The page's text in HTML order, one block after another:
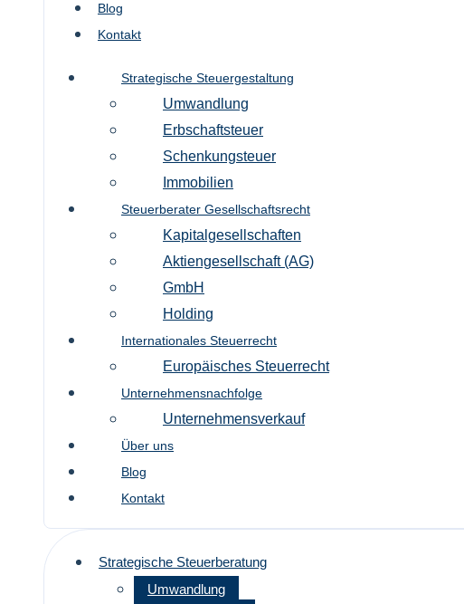
Blog
Kontakt
Strategische Steuergestaltung
Umwandlung
Erbschaftsteuer
Schenkungsteuer
Immobilien
Steuerberater Gesellschaftsrecht
Kapitalgesellschaften
Aktiengesellschaft (AG)
GmbH
Holding
Internationales Steuerrecht
Europäisches Steuerrecht
Unternehmensnachfolge
Unternehmensverkauf
Über uns
Blog
Kontakt
Strategische Steuerberatung
Umwandlung